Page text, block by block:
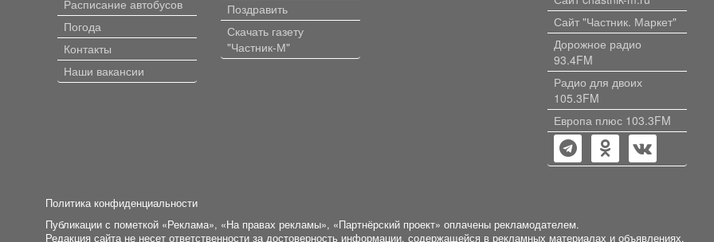
Расписание автобусов
Погода
Контакты
Наши вакансии
Поздравить
Скачать газету
"Частник-М"
Сайт "Частник. Маркет"
Дорожное радио
93.4FM
Радио для двоих
105.3FM
Европа плюс 103.3FM
Политика конфиденциальности
Публикации с пометкой «Реклама», «На правах рекламы», «Партнёрский проект» оплачены рекламодателем.
Редакция сайта не несет ответственности за достоверность информации, содержащейся в рекламных материалах и объявлениях.